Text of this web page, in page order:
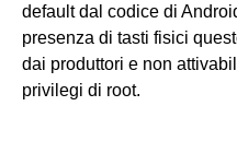
default dal codice di
presenza di tasti fisici
dai produttori e non
privilegi di root.